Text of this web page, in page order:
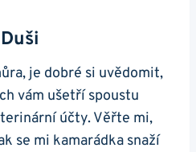
je dobré si uvědomit,
vám ušetří spoustu
účty. Věřte mi,
se mi kamarádka snaží